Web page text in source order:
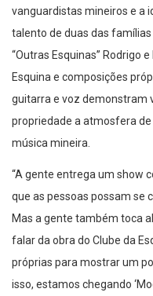
vanguardistas mineiros e a
talento de duas das
“Outras Esquinas” Rodrigo
Esquina e composições
guitarra e voz demonstram
propriedade a atmosfera
música mineira.
“A gente entrega um show
que as pessoas possam se
Mas a gente também toca
falar da obra do Clube da
próprias para mostrar um
isso, estamos chegando